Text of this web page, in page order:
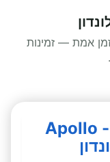
אמת — זמינות
תחנת השכרת קרוואנים - Apollo